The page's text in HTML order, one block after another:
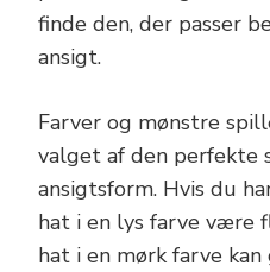
finde den, der passer
ansigt.
Farver og mønstre
valget af den perfekte
ansigtsform. Hvis du
hat i en lys farve være
hat i en mørk farve